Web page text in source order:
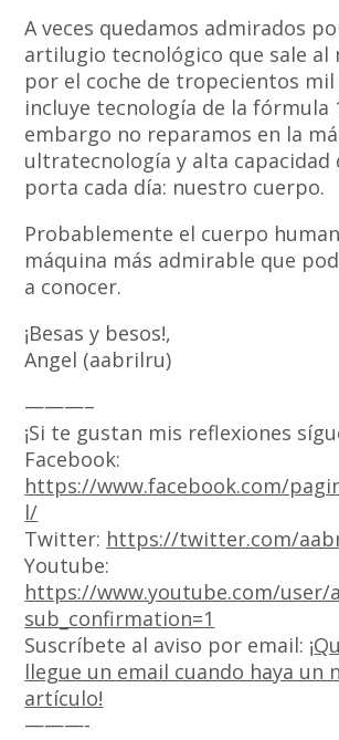
A veces quedamos admirados
artilugio tecnológico que sale al
por el coche de tropecientos mil
incluye tecnología de la fórmula
embargo no reparamos en la
ultratecnología y alta capacidad
porta cada día: nuestro cuerpo.
Probablemente el cuerpo
máquina más admirable que
a conocer.
¡Besas y besos!,
Angel (aabrilru)
———–
¡Si te gustan mis reflexiones
Facebook:
https://www.facebook.com/
l/
Twitter: https://twitter.com/
Youtube:
https://www.youtube.com/user/
sub_confirmation=1
Suscríbete al aviso por email: ¡
llegue un email cuando haya un
artículo!
———-